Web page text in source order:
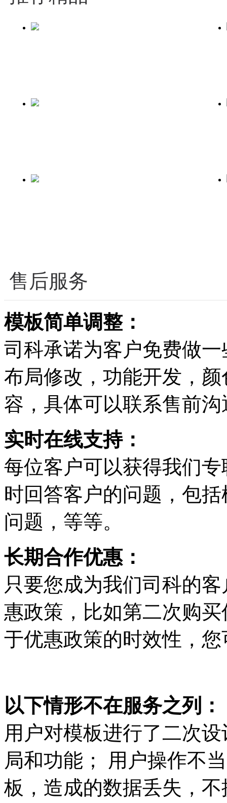
售后服务
模板简单调整：
司科承诺为客户免费做
布局修改，功能开发，
容，具体可以联系售前沟
实时在线支持：
每位客户可以获得我们
时回答客户的问题，包
问题，等等。
长期合作优惠：
只要您成为我们司科的
惠政策，比如第二次购
于优惠政策的时效性，
以下情形不在服务之列：
用户对模板进行了二次
局和功能； 用户操作不
板，造成的数据丢失，